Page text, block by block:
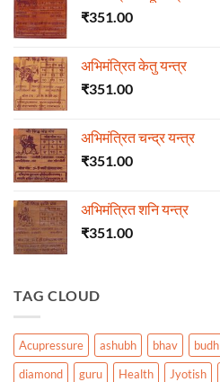
₹351.00
अभिमंत्रित केतु यन्त्र
₹351.00
अभिमंत्रित चन्द्र यन्त्र
₹351.00
अभिमंत्रित शनि यन्त्र
₹351.00
TAG CLOUD
Acupressure ashubh bhav budh
diamond
guru Health Jyotish